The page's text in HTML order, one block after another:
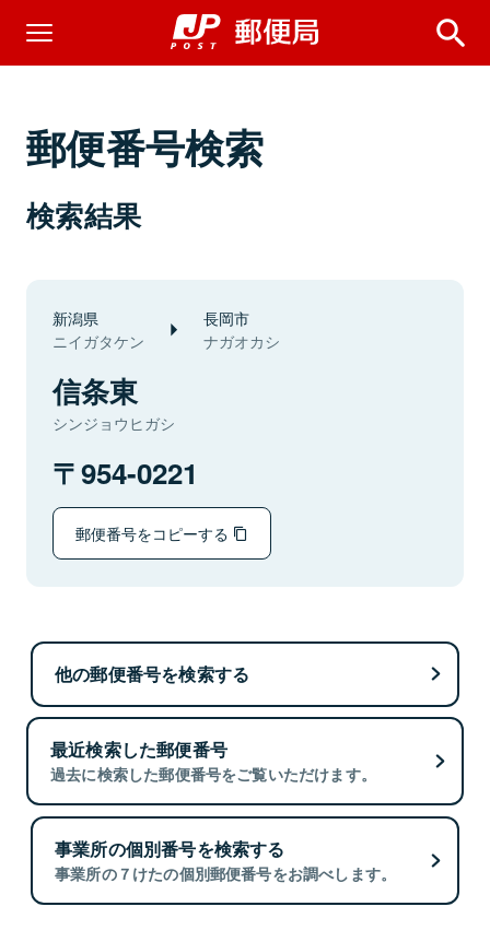
郵便番号検索
検索結果
新潟県
ニイガタケン
長岡市
ナガオカシ
信条東
シンジョウヒガシ
954-0221
郵便番号をコピーする
他の郵便番号を検索する
最近検索した郵便番号
過去に検索した郵便番号をご覧いただけます。
事業所の個別番号を検索する
事業所の７けたの個別郵便番号をお調べします。